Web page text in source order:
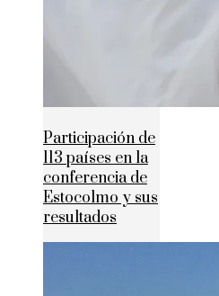
Participación de
113 países en la
conferencia de
Estocolmo y sus
resultados